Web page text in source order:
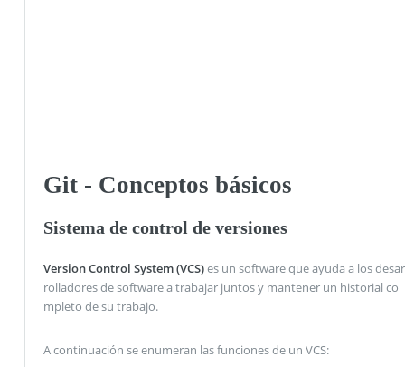
Git - Conceptos básicos
Sistema de control de versiones
Version Control System (VCS)es un software que ayuda a los desar
rolladores de software a trabajar juntos y mantener un historial co
mpleto de su trabajo.
A continuación se enumeran las funciones de un VCS: